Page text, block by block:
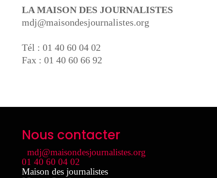
LA MAISON DES JOURNALISTES
mdj@maisondesjournalistes.org
Tél : 01 40 60 04 02
Fax : 01 40 60 66 92
Nous contacter
mdj@maisondesjournalistes.org
01 40 60 04 02
Maison des journalistes